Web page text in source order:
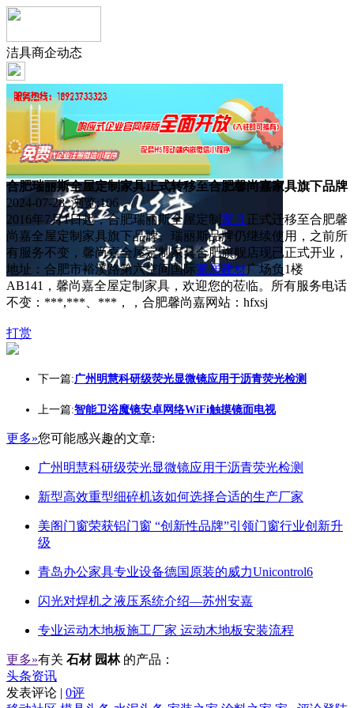
洁具商企动态
合肥瑞丽斯全屋定制家具正式转移至合肥馨尚嘉家具旗下品牌
2024-07-28 浏览:106
2016年7月1日起，合肥瑞丽斯全屋定制 家具正式迁移至合肥馨
尚嘉全屋定制家具旗下品牌。瑞丽斯品牌仍继续使用，之前所
有服务不变，馨尚嘉全屋定制家具合肥旗舰店现已正式开业，
地址：合肥市裕溪路第六空间国际家居建材广场负1楼
AB141，馨尚嘉全屋定制家具，欢迎您的莅临。所有服务电话
不变：***,***、***，，合肥馨尚嘉网站：hfxsj
打赏
下一篇:广州明慧科研级荧光显微镜应用于沥青荧光检测
上一篇:智能卫浴魔镜安卓网络WiFi触摸镜面电视
更多»您可能感兴趣的文章:
广州明慧科研级荧光显微镜应用于沥青荧光检测
新型高效重型细碎机该如何选择合适的生产厂家
美阁门窗荣获铝门窗 “创新性品牌”引领门窗行业创新升
级
青岛办公家具专业设备德国原装的威力Unicontrol6
闪光对焊机之液压系统介绍—苏州安嘉
专业运动木地板施工厂家 运动木地板安装流程
更多»有关 石材 园林 的产品：
头条资讯
发表评论 | 0评